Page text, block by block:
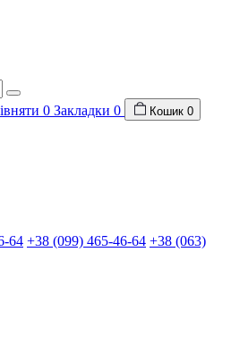
0 Закладки 0 Кошик 0
64 +38 (099) 465-46-64 +38 (063)